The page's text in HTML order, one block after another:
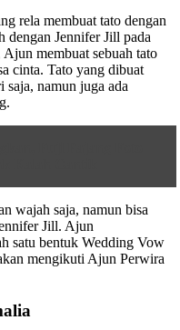
rela membuat tato dengan
dengan Jennifer Jill pada
membuat sebuah tato
cinta. Tato yang dibuat
namun juga ada
wajah saja, namun bisa
Jill. Ajun
satu bentuk Wedding Vow
mengikuti Ajun Perwira